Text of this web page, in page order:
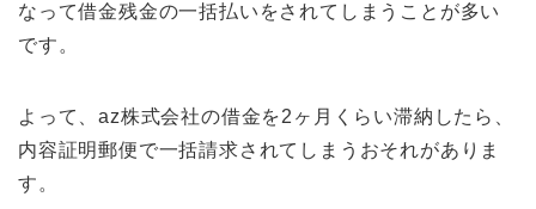
なって借金残金の一括払いをされてしまうことが多い
です。
よって、az株式会社の借金を2ヶ月くらい滞納したら、
内容証明郵便で一括請求されてしまうおそれがありま
す。